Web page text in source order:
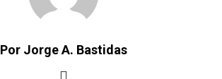
Por Jorge A. Bastidas